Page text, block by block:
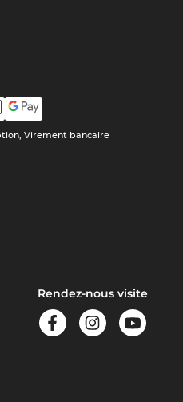
Virement bancaire
Rendez-nous visite